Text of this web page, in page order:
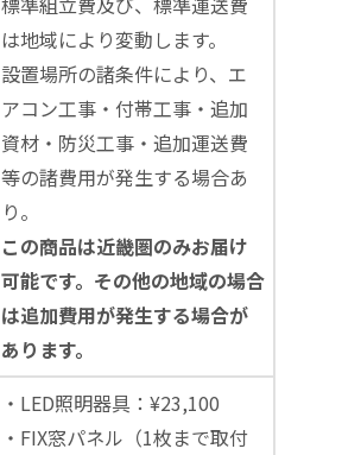
は地域により変動します。
設置場所の諸条件により、エ
アコン工事・付帯工事・追加
資材・防災工事・追加運送費
等の諸費用が発生する場合あ
り。
この商品は近畿圏のみお届け
可能です。その他の地域の場合
は追加費用が発生する場合が
あります。
・LED照明器具：¥23,100
・FIX窓パネル（1枚まで取付